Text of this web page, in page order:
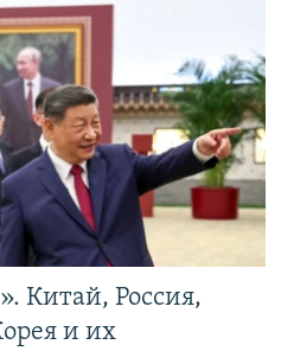
Китай, Россия,
и их